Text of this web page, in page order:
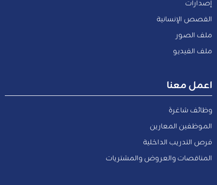
إصدارات
القصص الإنسانية
ملف الصور
ملف الفيديو
اعمل معنا
وظائف شاغرة
الموظفين المعارين
فرص التدريب الداخلية
المناقصات والعروض والمشتريات